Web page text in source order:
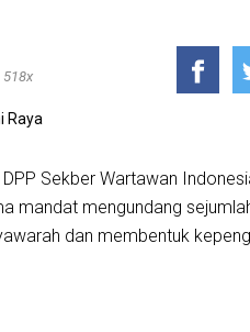
518x
Sekber Wartawan
mandat mengundang
dan membentuk